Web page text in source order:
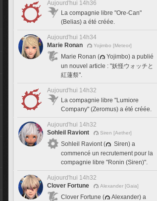
Aujourd'hui 14h36
La compagnie libre "Ore-Can"
(Belias) a été créée.
Aujourd'hui 14h34
Marie Ronan
Yojimbo [Meteor]
Marie Ronan (
Yojimbo) a publié
un nouvel article : "妖怪ウォッチと
紅蓮祭".
Aujourd'hui 14h32
La compagnie libre "Lumiore
Company" (Zeromus) a été créée.
Aujourd'hui 14h32
Sohleil Raviont
Siren [Aether]
Sohleil Raviont (
Siren) a
commencé un recrutement pour la
compagnie libre "Ronin (Siren)".
Aujourd'hui 14h32
Clover Fortune
Alexander [Gaia]
Clover Fortune (
Alexander) a